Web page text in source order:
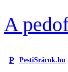
A
P PestiSrácok.hu